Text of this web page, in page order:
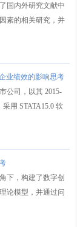
国内外研究文献中
素的相关研究，并
业绩效的影响思考
公司，以其 2015-
用 STATA15.0 软
下，构建了数字创
论模型，并通过问